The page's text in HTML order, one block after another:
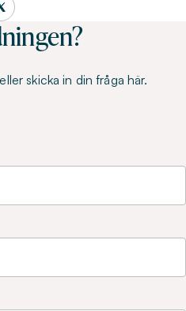
skicka in din fråga här.